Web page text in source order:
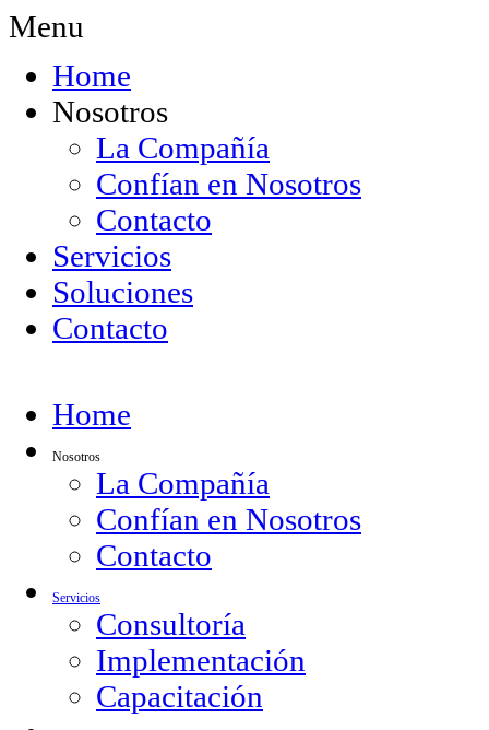
Menu
Home
Nosotros
La Compañía
Confían en Nosotros
Contacto
Servicios
Soluciones
Contacto
Home
Nosotros
La Compañía
Confían en Nosotros
Contacto
Servicios
Consultoría
Implementación
Capacitación